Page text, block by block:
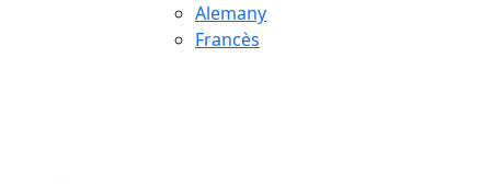
Alemany
Francès